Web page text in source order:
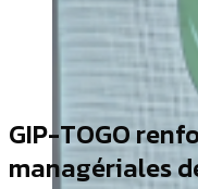
GIP-TOGO
managériales